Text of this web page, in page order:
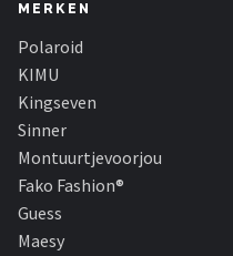
MERKEN
Polaroid
KIMU
Kingseven
Sinner
Montuurtjevoorjou
Fako Fashion®
Guess
Maesy